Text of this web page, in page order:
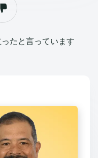
たと言っています